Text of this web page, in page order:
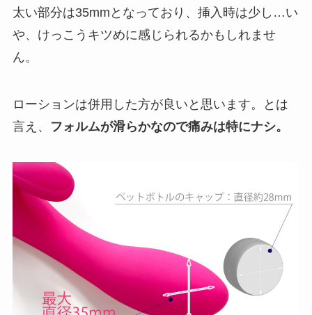
太い部分は35mmとなっており、挿入時は少し…い
や、けっこうキツめに感じられるかもしれませ
ん。
ローションは併用した方が良いと思います。とは
言え、
フォルムが滑らかなので痛みは特にナシ。